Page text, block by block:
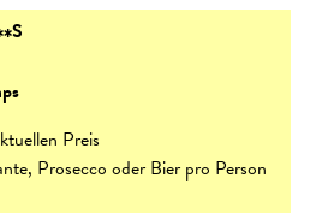
S
Preis
Prosecco oder Bier pro Person